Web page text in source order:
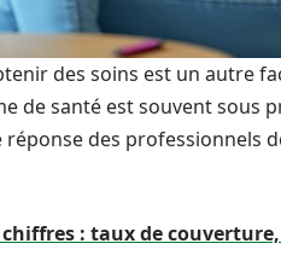
des soins est un autre
de santé est souvent sous
des professionnels
: taux de